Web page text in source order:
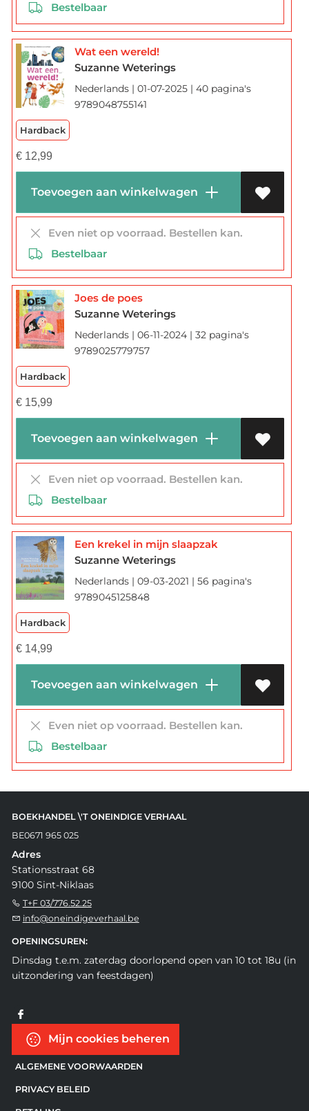
Bestelbaar
Wat een wereld!
Suzanne Weterings
Nederlands | 01-07-2025 | 40 pagina's
9789048755141
Hardback
€12,99
Toevoegen aan winkelwagen
Even niet op voorraad. Bestellen kan.
Bestelbaar
Joes de poes
Suzanne Weterings
Nederlands | 06-11-2024 | 32 pagina's
9789025779757
Hardback
€15,99
Toevoegen aan winkelwagen
Even niet op voorraad. Bestellen kan.
Bestelbaar
Een krekel in mijn slaapzak
Suzanne Weterings
Nederlands | 09-03-2021 | 56 pagina's
9789045125848
Hardback
€14,99
Toevoegen aan winkelwagen
Even niet op voorraad. Bestellen kan.
Bestelbaar
BOEKHANDEL \'T ONEINDIGE VERHAAL
BE0671 965 025
Adres
Stationsstraat 68
9100 Sint-Niklaas
T+F 03/776.52.25
info@oneindigeverhaal.be
OPENINGSUREN:
Dinsdag t.e.m. zaterdag doorlopend open van 10 tot 18u (in
uitzondering van feestdagen)
Mijn cookies beheren
ALGEMENE VOORWAARDEN
PRIVACY BELEID